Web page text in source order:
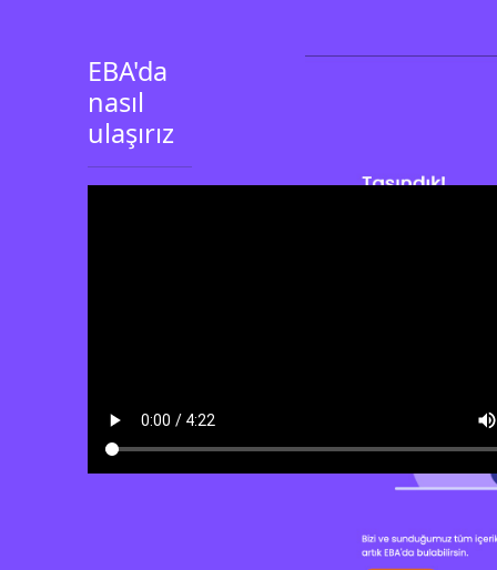
EBA'da
nasıl
ulaşırız